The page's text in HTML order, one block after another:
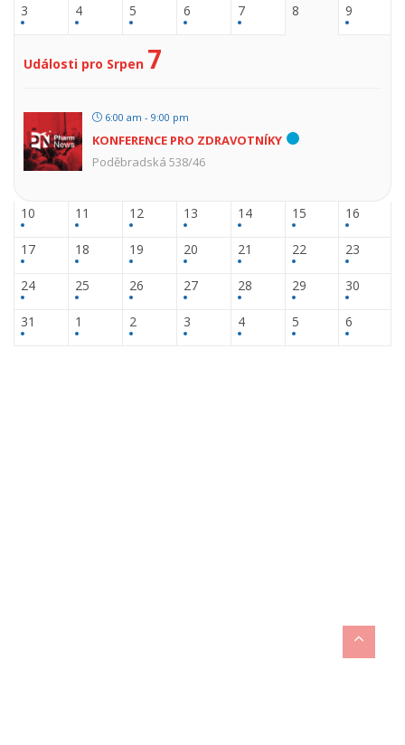
3 4 5 6 7 8 9
Události pro Srpen 7
6:00 am - 9:00 pm
KONFERENCE PRO ZDRAVOTNÍKY
Poděbradská 538/46
10 11 12 13 14 15 16
17 18 19 20 21 22 23
24 25 26 27 28 29 30
31 1 2 3 4 5 6